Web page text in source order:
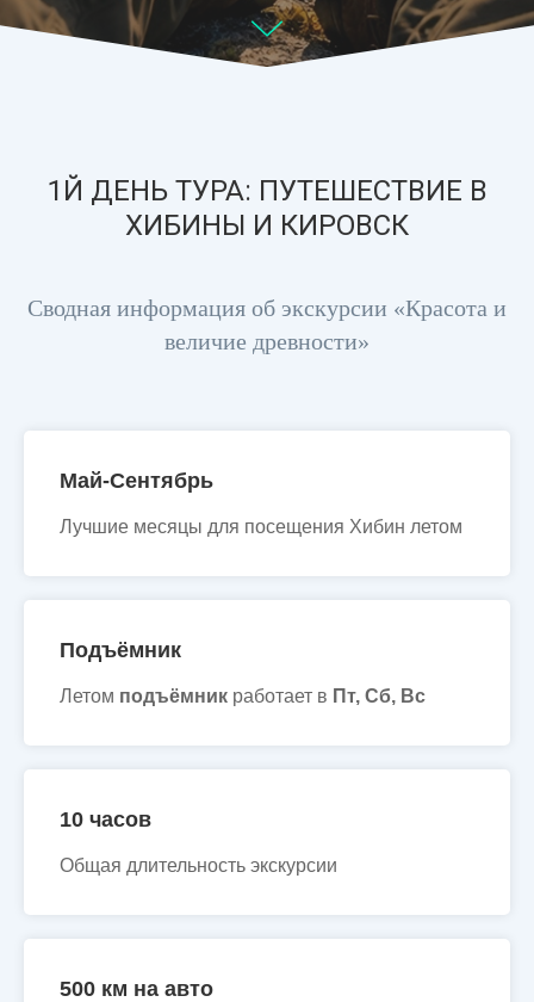
1Й ДЕНЬ ТУРА: ПУТЕШЕСТВИЕ В
ХИБИНЫ И КИРОВСК
Сводная информация об экскурсии «Красота и
величие древности»
Май-Сентябрь
Лучшие месяцы для посещения Хибин летом
Подъёмник
Летом подъёмник работает в Пт, Сб, Вс
10 часов
Общая длительность экскурсии
500 км на авто